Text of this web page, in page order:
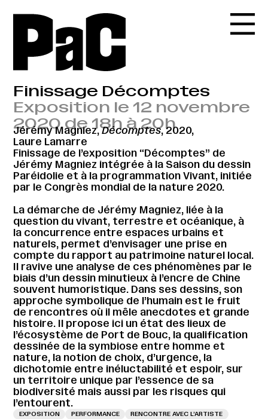
Finissage Décomptes
Exposition le 12 novembre
2020 de 18h à 20h
Jérémy Magniez,Décomptes, 2020,
Laure Lamarre
Finissage de l’exposition “Décomptes” de
Jérémy Magniez intégrée à la Saison du dessin
Paréidolie et à la programmation Vivant, initiée
par le Congrès mondial de la nature 2020.
La démarche de Jérémy Magniez, liée à la
question du vivant, terrestre et océanique, à
la concurrence entre espaces urbains et
naturels, permet d’envisager une prise en
compte du rapport au patrimoine naturel local.
Il ravive une analyse de ces phénomènes par le
biais d’un dessin minutieux à l’encre de Chine
souvent humoristique. Dans ses dessins, son
approche symbolique de l’humain est le fruit
de rencontres où il mêle anecdotes et grande
histoire. Il propose ici un état des lieux de
l’écosystème de Port de Bouc, la qualification
dessinée de la symbiose entre homme et
nature, la notion de choix, d’urgence, la
dichotomie entre inéluctabilité et espoir, sur
un territoire unique par l’essence de sa
biodiversité mais aussi par les risques qui
l’entourent.
EXPOSITION PERFORMANCE RENCONTRE AVEC L’ARTISTE